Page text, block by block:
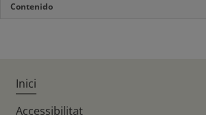
Contenido
Inici
Accessibilitat